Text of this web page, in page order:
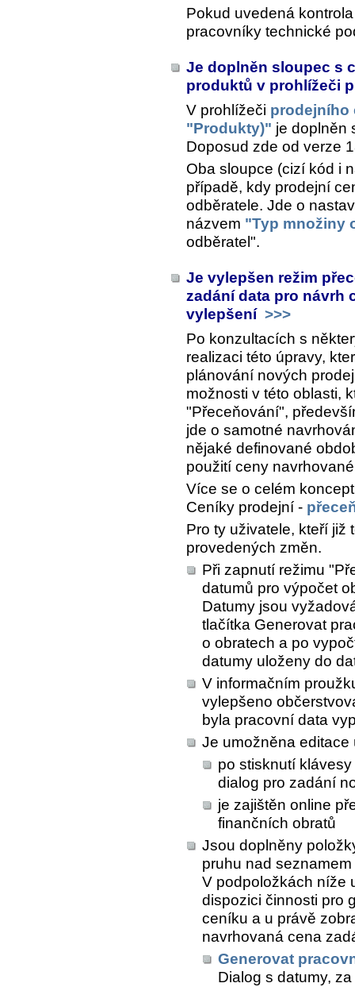
Pokud uvedená
pracovníky technické
Je doplněn sloupec s
produktů v prohlížeči
V prohlížeči prodejního
"Produkty)" je doplněn
Doposud zde od verze
Oba sloupce (cizí kód i
případě, kdy prodejní
odběratele. Jde o
názvem "Typ množiny
odběratel".
Je vylepšen režim
zadání data pro návrh
vylepšení >>>
Po konzultacích s
realizaci této úpravy,
plánování nových
možnosti v této oblasti,
"Přeceňování",
jde o samotné
nějaké definované
použití ceny
Více se o celém
Ceníky prodejní -
Pro ty uživatele, kteří již
provedených změn.
Při zapnutí režimu
datumů pro výpočet
Datumy jsou
tlačítka Generovat
o obratech a po
datumy uloženy do
V informačním
vylepšeno
byla pracovní data
Je umožněna
po stisknutí
dialog pro zadání
je zajištěn online
finančních obratů
Jsou doplněny
pruhu nad
V podpoložkách níže
dispozici činnosti pro
ceníku a u právě
navrhovaná cena
Generovat
Dialog s datumy,